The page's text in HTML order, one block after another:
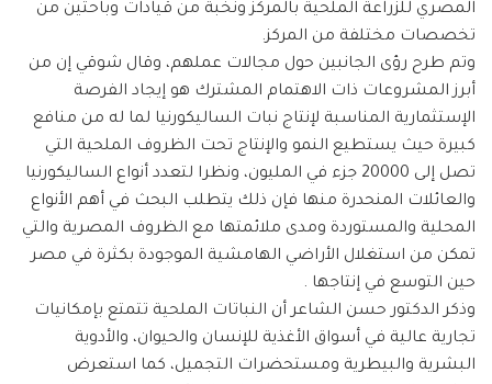
المصري للزراعة الملحية بالمركز ونخبة من قيادات وباحثين من
تخصصات مختلفة من المركز.
وتم طرح رؤى الجانبين حول مجالات عملهم، وقال شوقي إن من
أبرز المشروعات ذات الاهتمام المشترك هو إيجاد الفرصة
الإستثمارية المناسبة لإنتاج نبات الساليكورنيا لما له من منافع
كبيرة حيث يستطيع النمو والإنتاج تحت الظروف الملحية التي
تصل إلى 20000 جزء في المليون، ونظرا لتعدد أنواع الساليكورنيا
والعائلات المنحدرة منها فإن ذلك يتطلب البحث في أهم الأنواع
المحلية والمستوردة ومدى ملائمتها مع الظروف المصرية والتي
تمكن من استغلال الأراضي الهامشية الموجودة بكثرة في مصر
حين التوسع في إنتاجها .
وذكر الدكتور حسن الشاعر أن النباتات الملحية تتمتع بإمكانيات
تجارية عالية في أسواق الأغذية للإنسان والحيوان، والأدوية
البشرية والبيطرية ومستحضرات التجميل، كما استعرض